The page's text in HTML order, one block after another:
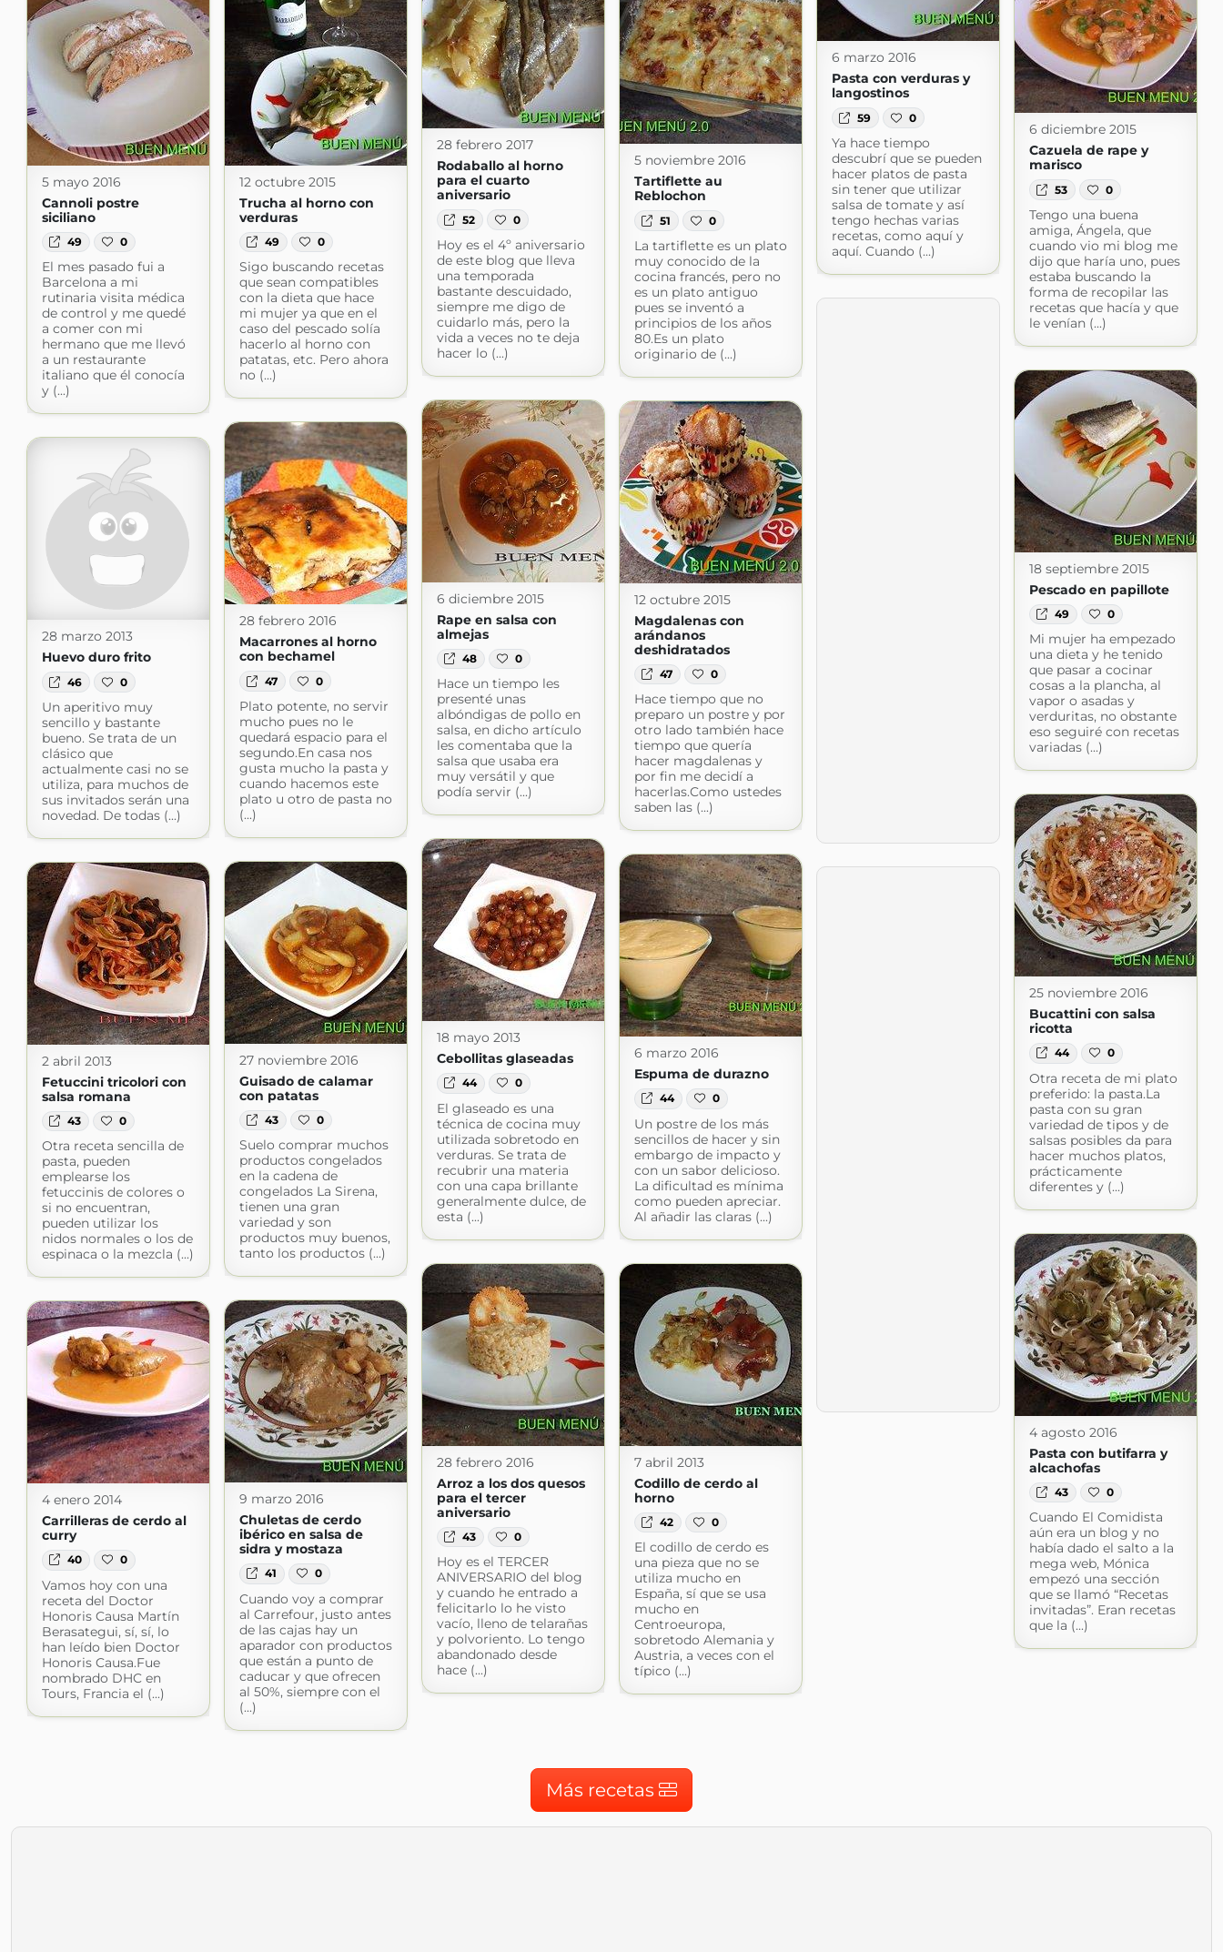
6 marzo 2016
Pasta con verduras y
langostinos
59 0
Ya hace tiempo
descubrí que se pueden
hacer platos de pasta
sin tener que utilizar
salsa de tomate y así
tengo hechas varias
recetas, como aquí y
aquí. Cuando (...)
6 diciembre 2015
Cazuela de rape y
marisco
53 0
Tengo una buena
amiga, Ángela, que
cuando vio mi blog me
dijo que haría uno, pues
estaba buscando la
forma de recopilar las
recetas que hacía y que
le venían (...)
28 febrero 2017
Rodaballo al horno
para el cuarto
aniversario
52 0
Hoy es el 4º aniversario
de este blog que lleva
una temporada
bastante descuidado,
siempre me digo de
cuidarlo más, pero la
vida a veces no te deja
hacer lo (...)
5 noviembre 2016
Tartiflette au
Reblochon
51 0
La tartiflette es un plato
muy conocido de la
cocina francés, pero no
es un plato antiguo
pues se inventó a
principios de los años
80.Es un plato
originario de (...)
5 mayo 2016
Cannoli postre
siciliano
49 0
El mes pasado fui a
Barcelona a mi
rutinaria visita médica
de control y me quedé
a comer con mi
hermano que me llevó
a un restaurante
italiano que él conocía
y (...)
12 octubre 2015
Trucha al horno con
verduras
49 0
Sigo buscando recetas
que sean compatibles
con la dieta que hace
mi mujer ya que en el
caso del pescado solía
hacerlo al horno con
patatas, etc. Pero ahora
no (...)
18 septiembre 2015
Pescado en papillote
49 0
Mi mujer ha empezado
una dieta y he tenido
que pasar a cocinar
cosas a la plancha, al
vapor o asadas y
verduritas, no obstante
eso seguiré con recetas
variadas (...)
6 diciembre 2015
Rape en salsa con
almejas
48 0
Hace un tiempo les
presenté unas
albóndigas de pollo en
salsa, en dicho artículo
les comentaba que la
salsa que usaba era
muy versátil y que
podía servir (...)
12 octubre 2015
Magdalenas con
arándanos
deshidratados
47 0
Hace tiempo que no
preparo un postre y por
otro lado también hace
tiempo que quería
hacer magdalenas y
por fin me decidí a
hacerlas.Como ustedes
saben las (...)
28 febrero 2016
Macarrones al horno
con bechamel
47 0
Plato potente, no servir
mucho pues no le
quedará espacio para el
segundo.En casa nos
gusta mucho la pasta y
cuando hacemos este
plato u otro de pasta no
(...)
28 marzo 2013
Huevo duro frito
46 0
Un aperitivo muy
sencillo y bastante
bueno. Se trata de un
clásico que
actualmente casi no se
utiliza, para muchos de
sus invitados serán una
novedad. De todas (...)
25 noviembre 2016
Bucattini con salsa
ricotta
44 0
Otra receta de mi plato
preferido: la pasta.La
pasta con su gran
variedad de tipos y de
salsas posibles da para
hacer muchos platos,
prácticamente
diferentes y (...)
18 mayo 2013
Cebollitas glaseadas
44 0
El glaseado es una
técnica de cocina muy
utilizada sobretodo en
verduras. Se trata de
recubrir una materia
con una capa brillante
generalmente dulce, de
esta (...)
6 marzo 2016
Espuma de durazno
44 0
Un postre de los más
sencillos de hacer y sin
embargo de impacto y
con un sabor delicioso.
La dificultad es mínima
como pueden apreciar.
Al añadir las claras (...)
27 noviembre 2016
Guisado de calamar
con patatas
43 0
Suelo comprar muchos
productos congelados
en la cadena de
congelados La Sirena,
tienen una gran
variedad y son
productos muy buenos,
tanto los productos (...)
2 abril 2013
Fetuccini tricolori con
salsa romana
43 0
Otra receta sencilla de
pasta, pueden
emplearse los
fetuccinis de colores o
si no encuentran,
pueden utilizar los
nidos normales o los de
espinaca o la mezcla (...)
4 agosto 2016
Pasta con butifarra y
alcachofas
43 0
Cuando El Comidista
aún era un blog y no
había dado el salto a la
mega web, Mónica
empezó una sección
que se llamó “Recetas
invitadas”. Eran recetas
que la (...)
28 febrero 2016
Arroz a los dos quesos
para el tercer
aniversario
43 0
Hoy es el TERCER
ANIVERSARIO del blog
y cuando he entrado a
felicitarlo lo he visto
vacío, lleno de telarañas
y polvoriento. Lo tengo
abandonado desde
hace (...)
7 abril 2013
Codillo de cerdo al
horno
42 0
El codillo de cerdo es
una pieza que no se
utiliza mucho en
España, sí que se usa
mucho en
Centroeuropa,
sobretodo Alemania y
Austria, a veces con el
típico (...)
9 marzo 2016
Chuletas de cerdo
ibérico en salsa de
sidra y mostaza
41 0
Cuando voy a comprar
al Carrefour, justo antes
de las cajas hay un
aparador con productos
que están a punto de
caducar y que ofrecen
al 50%, siempre con el
(...)
4 enero 2014
Carrilleras de cerdo al
curry
40 0
Vamos hoy con una
receta del Doctor
Honoris Causa Martín
Berasategui, sí, sí, lo
han leído bien Doctor
Honoris Causa.Fue
nombrado DHC en
Tours, Francia el (...)
Más recetas